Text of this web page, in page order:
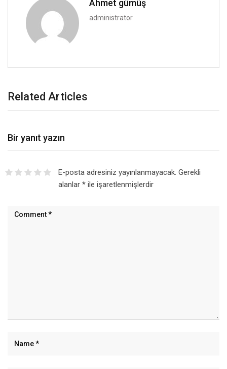
Ahmet gümüş
administrator
Related Articles
Bir yanıt yazın
E-posta adresiniz yayınlanmayacak. Gerekli
alanlar *ile işaretlenmişlerdir